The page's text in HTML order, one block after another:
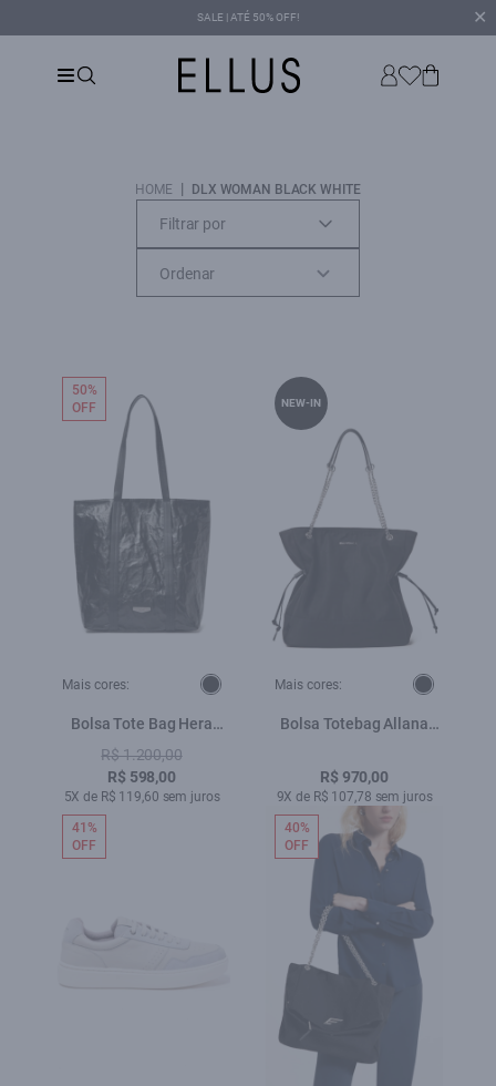
SALE | ATÉ 50% OFF! ✕
HOME | DLX WOMAN BLACK WHITE
Filtrar por
Mais cores:
Bolsa Tote Bag Hera
Techno Leather Preto
R$ 1.200,00
R$ 598,00
5X de R$ 119,60 sem juros
50%
OFF
Mais cores:
Bolsa Totebag Allana
R$ 970,00
9X de R$ 107,78 sem juros
NEW-IN
41%
OFF
40%
OFF